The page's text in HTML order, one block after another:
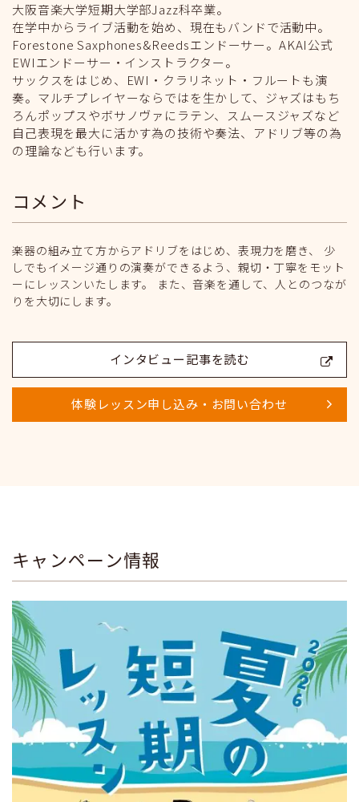
大阪音楽大学短期大学部Jazz科卒業。
在学中からライブ活動を始め、現在もバンドで活動中。
Forestone Saxphones&Reedsエンドーサー。AKAI公式
EWIエンドーサー・インストラクター。
サックスをはじめ、EWI・クラリネット・フルートも演
奏。マルチプレイヤーならではを生かして、ジャズはもち
ろんポップスやボサノヴァにラテン、スムースジャズなど
自己表現を最大に活かす為の技術や奏法、アドリブ等の為
の理論なども行います。
コメント
楽器の組み立て方からアドリブをはじめ、表現力を磨き、 少
しでもイメージ通りの演奏ができるよう、親切・丁寧をモット
ーにレッスンいたします。 また、音楽を通して、人とのつなが
りを大切にします。
インタビュー記事を読む
体験レッスン申し込み・お問い合わせ
キャンペーン情報